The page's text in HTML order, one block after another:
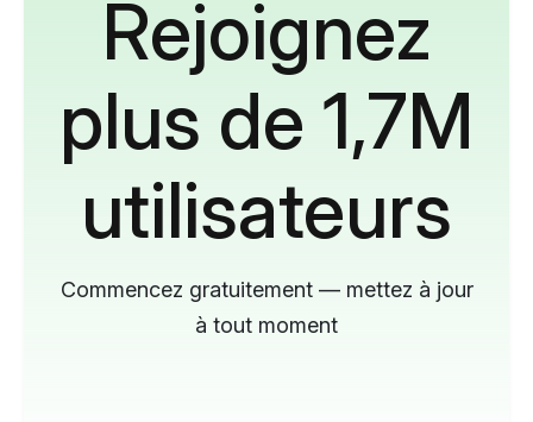
Rejoignez
plus de 1,7M
utilisateurs
Commencez gratuitement — mettez à jour
à tout moment